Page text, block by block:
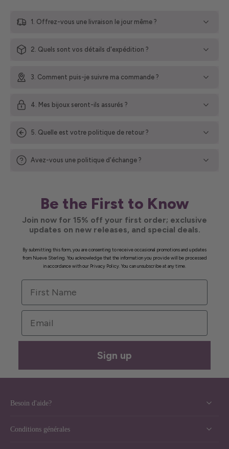
1. Offrez-vous une livraison le jour même ?
2. Quels sont vos détails d'expédition ?
3. Comment puis-je suivre ma commande ?
4. Mes bijoux seront-ils assurés ?
5. Quelle est votre politique de retour ?
Avez-vous une politique d'échange ?
Be the First to Know
Join now for 15% off your first order; exclusive
updates on new releases, and special deals.
By submitting this form, you are consenting to receive occasional promotions and updates
from Nueve Sterling. You acknowledge that the information you provide will be processed
in accordance with our Privacy Policy. You can unsubscribe at any time.
First Name
Email
Sign up
Besoin d'aide?
Conditions générales